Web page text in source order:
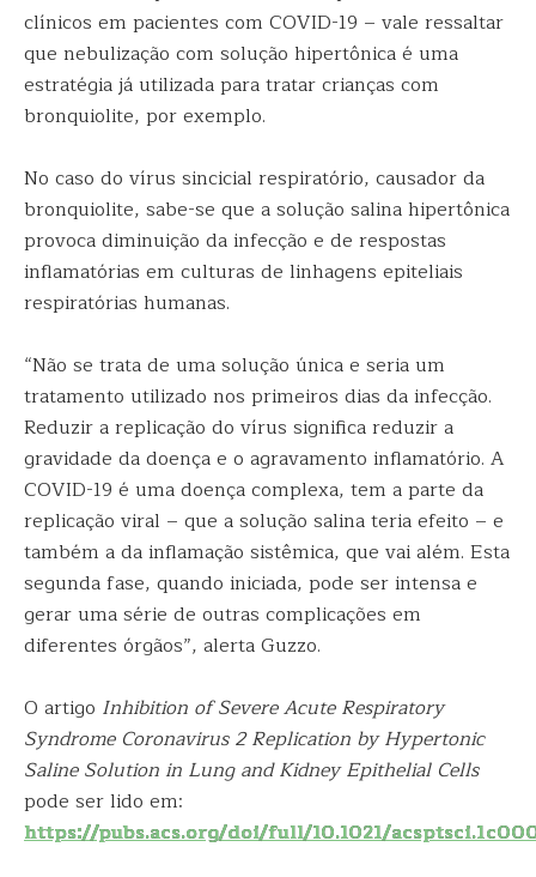
clínicos em pacientes com COVID-19 – vale ressaltar
que nebulização com solução hipertônica é uma
estratégia já utilizada para tratar crianças com
bronquiolite, por exemplo.
No caso do vírus sincicial respiratório, causador da
bronquiolite, sabe-se que a solução salina hipertônica
provoca diminuição da infecção e de respostas
inflamatórias em culturas de linhagens epiteliais
respiratórias humanas.
“Não se trata de uma solução única e seria um
tratamento utilizado nos primeiros dias da infecção.
Reduzir a replicação do vírus significa reduzir a
gravidade da doença e o agravamento inflamatório. A
COVID-19 é uma doença complexa, tem a parte da
replicação viral – que a solução salina teria efeito – e
também a da inflamação sistêmica, que vai além. Esta
segunda fase, quando iniciada, pode ser intensa e
gerar uma série de outras complicações em
diferentes órgãos”, alerta Guzzo.
O artigo Inhibition of Severe Acute Respiratory
Syndrome Coronavirus 2 Replication by Hypertonic
Saline Solution in Lung and Kidney Epithelial Cells
pode ser lido em:
https://pubs.acs.org/doi/full/10.1021/